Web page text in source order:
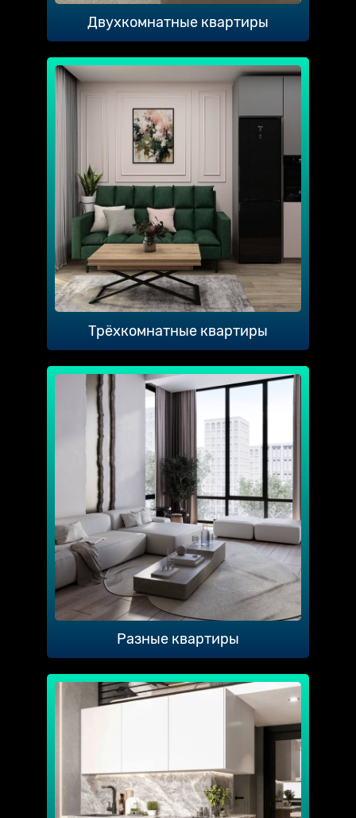
Двухкомнатные квартиры
Трёхкомнатные квартиры
Разные квартиры